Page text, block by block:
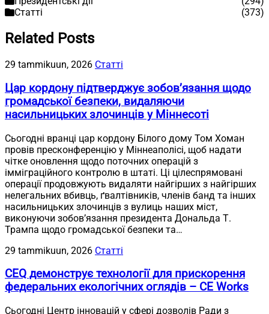
Статті
(373)
Related Posts
29 tammikuun, 2026 Статті
Цар кордону підтверджує зобов’язання щодо
громадської безпеки, видаляючи
насильницьких злочинців у Міннесоті
Сьогодні вранці цар кордону Білого дому Том Хоман
провів пресконференцію у Міннеаполісі, щоб надати
чітке оновлення щодо поточних операцій з
імміграційного контролю в штаті. Ці цілеспрямовані
операції продовжують видаляти найгірших з найгірших
нелегальних вбивць, ґвалтівників, членів банд та інших
насильницьких злочинців з вулиць наших міст,
виконуючи зобов’язання президента Дональда Т.
Трампа щодо громадської безпеки та…
29 tammikuun, 2026 Статті
CEQ демонструє технології для прискорення
федеральних екологічних оглядів – CE Works
Сьогодні Центр інновацій у сфері дозволів Ради з